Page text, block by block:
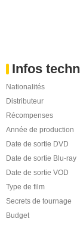
Infos
Nationalités
Distributeur
Récompenses
Année de production
Date de sortie DVD
Date de sortie Blu-ray
Date de sortie VOD
Type de film
Secrets de tournage
Budget